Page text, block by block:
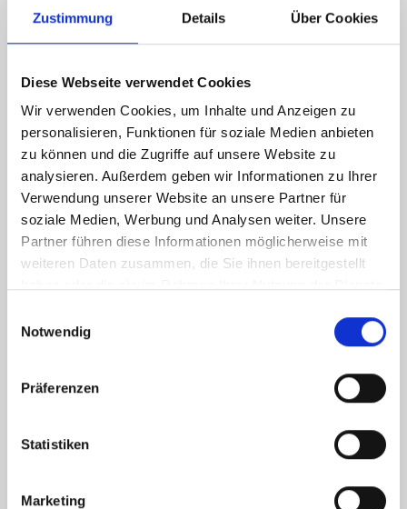
Zustimmung Details Über Cookies
Diese Webseite verwendet Cookies
Wir verwenden Cookies, um Inhalte und Anzeigen zu
personalisieren, Funktionen für soziale Medien anbieten
zu können und die Zugriffe auf unsere Website zu
analysieren. Außerdem geben wir Informationen zu Ihrer
Verwendung unserer Website an unsere Partner für
soziale Medien, Werbung und Analysen weiter. Unsere
Partner führen diese Informationen möglicherweise mit
weiteren Daten zusammen, die Sie ihnen bereitgestellt
Notwendig
Präferenzen
Statistiken
Marketing